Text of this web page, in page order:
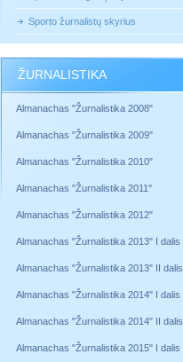
Sporto žurnalistų skyrius
ŽURNALISTIKA
Almanachas "Žurnalistika 2008"
Almanachas "Žurnalistika 2009"
Almanachas "Žurnalistika 2010"
Almanachas "Žurnalistika 2011"
Almanachas "Žurnalistika 2012"
Almanachas "Žurnalistika 2013" I dalis
Almanachas "Žurnalistika 2013" II dalis
Almanachas "Žurnalistika 2014" I dalis
Almanachas "Žurnalistika 2014" II dalis
Almanachas "Žurnalistika 2015" I dalis